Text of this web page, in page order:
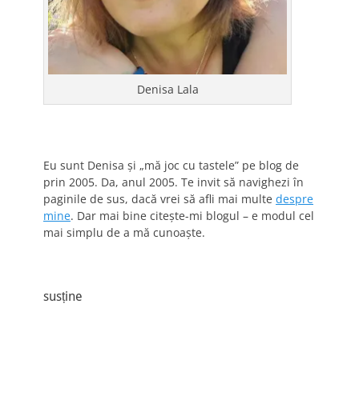
Denisa Lala
Eu sunt Denisa și „mă joc cu tastele” pe blog de
prin 2005. Da, anul 2005. Te invit să navighezi în
paginile de sus, dacă vrei să afli mai multe despre
mine. Dar mai bine citește-mi blogul – e modul cel
mai simplu de a mă cunoaște.
susține